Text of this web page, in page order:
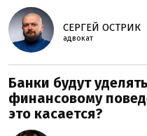
СЕРГЕЙ ОСТРИК
адвокат
Банки будут
финансовому
это касается?